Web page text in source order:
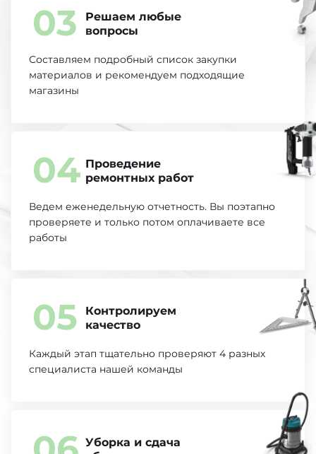
03
Решаем любые
вопросы
Составляем подробный список закупки
материалов и рекомендуем подходящие
магазины
04 Проведение
ремонтных работ
Ведем еженедельную отчетность. Вы поэтапно
проверяете и только потом оплачиваете все
работы
05
Контролируем
качество
Каждый этап тщательно проверяют 4 разных
специалиста нашей команды
Уборка и сдача